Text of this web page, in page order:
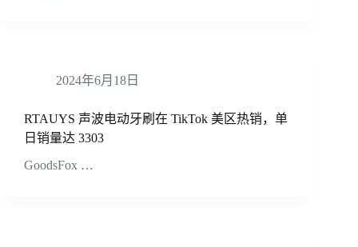
2024年6月18日
RTAUYS 声波电动牙刷在 TikTok 美区热销，单
日销量达 3303
GoodsFox …